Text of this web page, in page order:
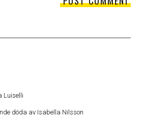
Luiselli
döda av Isabella Nilsson